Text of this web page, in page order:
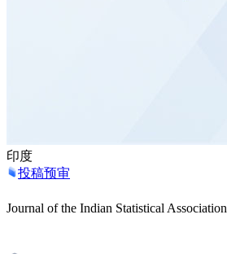
印度
投稿预审
Journal of the Indian Statistical Association